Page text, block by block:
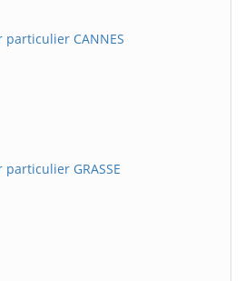
CANNES
GRASSE